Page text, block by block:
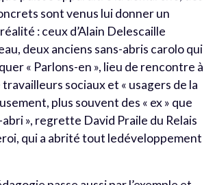
sont venus lui donner un
: ceux d’Alain Delescaille
deux anciens sans-abris carolo qui
« Parlons-en », lieu de rencontre à
sociaux et « usagers de la
plus souvent des « ex » que
abri », regrette David Praile du Relais
qui a abrité tout ledéveloppement